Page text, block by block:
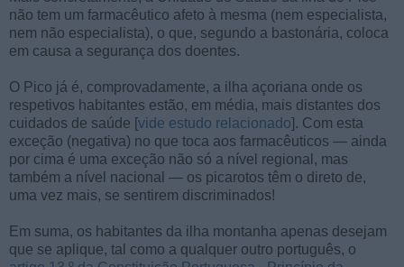
não tem um farmacêutico afeto à mesma (nem especialista,
nem não especialista), o que, segundo a bastonária, coloca
em causa a segurança dos doentes.
O Pico já é, comprovadamente, a ilha açoriana onde os
respetivos habitantes estão, em média, mais distantes dos
cuidados de saúde [vide estudo relacionado]. Com esta
exceção (negativa) no que toca aos farmacêuticos — ainda
por cima é uma exceção não só a nível regional, mas
também a nível nacional — os picarotos têm o direto de,
uma vez mais, se sentirem discriminados!
Em suma, os habitantes da ilha montanha apenas desejam
que se aplique, tal como a qualquer outro português, o